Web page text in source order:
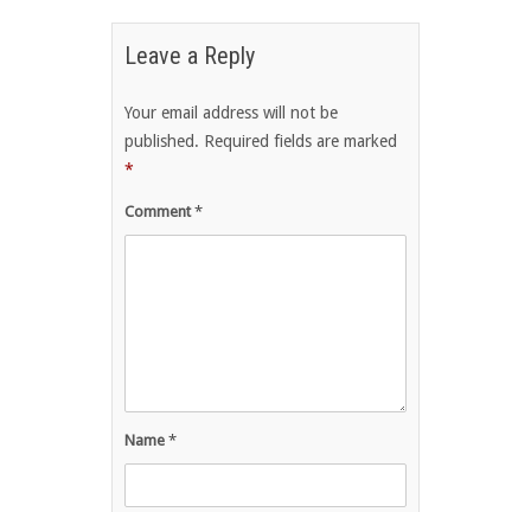
Leave a Reply
Your email address will not be
published. Required fields are marked
*
Comment*
Name *